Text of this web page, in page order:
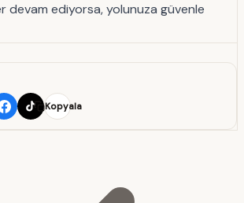
devam ediyorsa, yolunuza güvenle
Kopyala